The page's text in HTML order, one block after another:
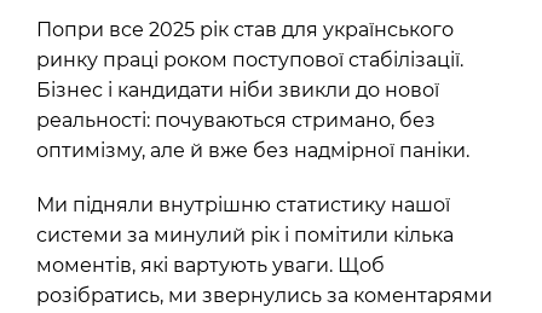
Попри все 2025 рік став для українського
ринку праці роком поступової стабілізації.
Бізнес і кандидати ніби звикли до нової
реальності: почуваються стримано, без
оптимізму, але й вже без надмірної паніки.
Ми підняли внутрішню статистику нашої
системи за минулий рік і помітили кілька
моментів, які вартують уваги. Щоб
розібратись, ми звернулись за коментарями